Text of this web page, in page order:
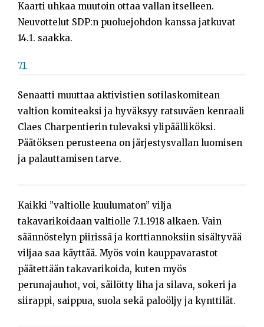
Kaarti uhkaa muutoin ottaa vallan itselleen.
Neuvottelut SDP:n puoluejohdon kanssa jatkuvat
14.1. saakka.
7.1.
Senaatti muuttaa aktivistien sotilaskomitean
valtion komiteaksi ja hyväksyy ratsuväen kenraali
Claes Charpentierin tulevaksi ylipäälliköksi.
Päätöksen perusteena on järjestysvallan luomisen
ja palauttamisen tarve.
Kaikki ”valtiolle kuulumaton” vilja
takavarikoidaan valtiolle 7.1.1918 alkaen. Vain
säännöstelyn piirissä ja korttiannoksiin sisältyvää
viljaa saa käyttää. Myös voin kauppavarastot
päätettään takavarikoida, kuten myös
perunajauhot, voi, säilötty liha ja silava, sokeri ja
siirappi, saippua, suola sekä paloöljy ja kynttilät.